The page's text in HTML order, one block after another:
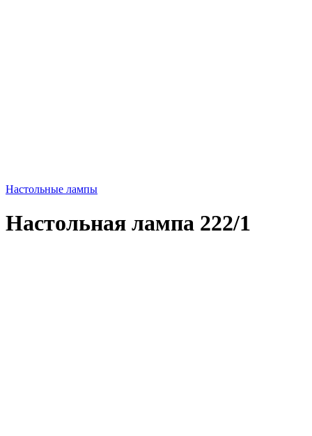
Настольные лампы
Настольная лампа 222/1